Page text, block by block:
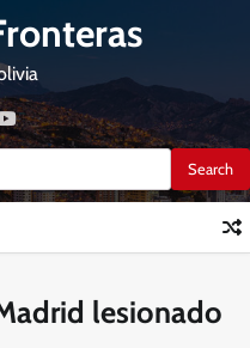
youtube
lesionado